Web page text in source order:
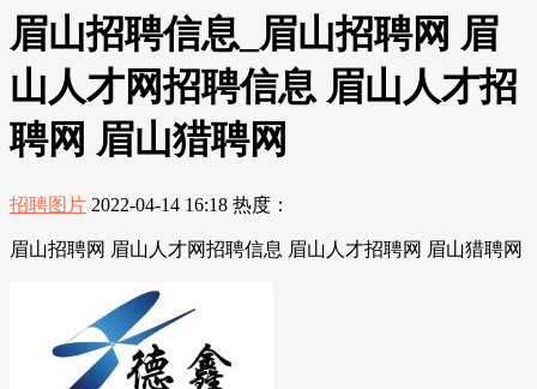
眉山招聘信息_眉山招聘网 眉
山人才网招聘信息 眉山人才招
聘网 眉山猎聘网
招聘图片 2022-04-14 16:18 热度：
眉山招聘网 眉山人才网招聘信息 眉山人才招聘网 眉山猎聘网